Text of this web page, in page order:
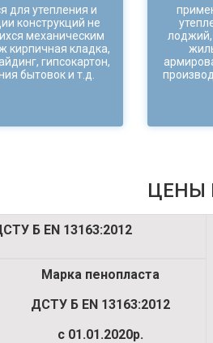
для утепления и
конструкций не
механическим
кирпичная кладка,
гипсокартон,
бытовок и т.д.
лоджий,
ЦЕНЫ
Б EN 13163:2012
Марка пенопласта
ДСТУ Б EN 13163:2012
с 01.01.2020р.